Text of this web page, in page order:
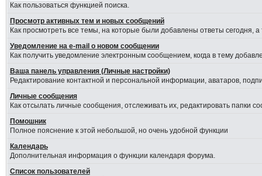
Как пользоваться функцией поиска.
Просмотр активных тем и новых сообщений
Как просмотреть все темы, на которые были добавлены ответы сегодня,
Уведомление на е-mail о новом сообщении
Как получить уведомление электронным сообщением, когда в тему
Ваша панель управления (Личные настройки)
Редактирование контактной и персональной информации, аватаров,
Личные сообщения
Как отсылать личные сообщения, отслеживать их, редактировать папки
Помошник
Полное пояснение к этой небольшой, но очень удобной функции
Календарь
Дополнительная информация о функции календаря форума.
Список пользователей